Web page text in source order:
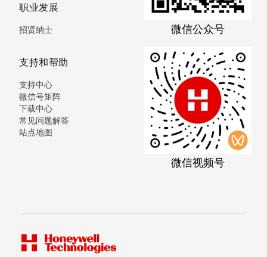
职业发展
招贤纳士
支持和帮助
支持中心
微信号矩阵
下载中心
常见问题解答
站点地图
微信公众号
微信视频号